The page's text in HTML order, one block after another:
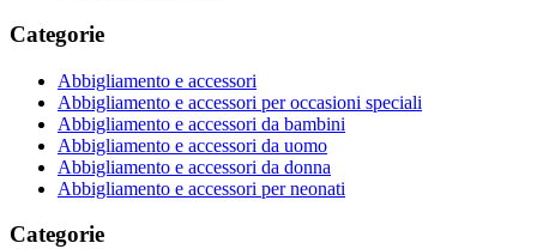
Categorie
Abbigliamento e accessori
Abbigliamento e accessori per occasioni speciali
Abbigliamento e accessori da bambini
Abbigliamento e accessori da uomo
Abbigliamento e accessori da donna
Abbigliamento e accessori per neonati
Categorie